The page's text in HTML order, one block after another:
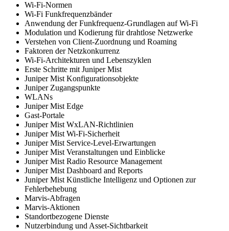
Wi-Fi-Normen
Wi-Fi Funkfrequenzbänder
Anwendung der Funkfrequenz-Grundlagen auf Wi-Fi
Modulation und Kodierung für drahtlose Netzwerke
Verstehen von Client-Zuordnung und Roaming
Faktoren der Netzkonkurrenz
Wi-Fi-Architekturen und Lebenszyklen
Erste Schritte mit Juniper Mist
Juniper Mist Konfigurationsobjekte
Juniper Zugangspunkte
WLANs
Juniper Mist Edge
Gast-Portale
Juniper Mist WxLAN-Richtlinien
Juniper Mist Wi-Fi-Sicherheit
Juniper Mist Service-Level-Erwartungen
Juniper Mist Veranstaltungen und Einblicke
Juniper Mist Radio Resource Management
Juniper Mist Dashboard and Reports
Juniper Mist Künstliche Intelligenz und Optionen zur
Fehlerbehebung
Marvis-Abfragen
Marvis-Aktionen
Standortbezogene Dienste
Nutzerbindung und Asset-Sichtbarkeit